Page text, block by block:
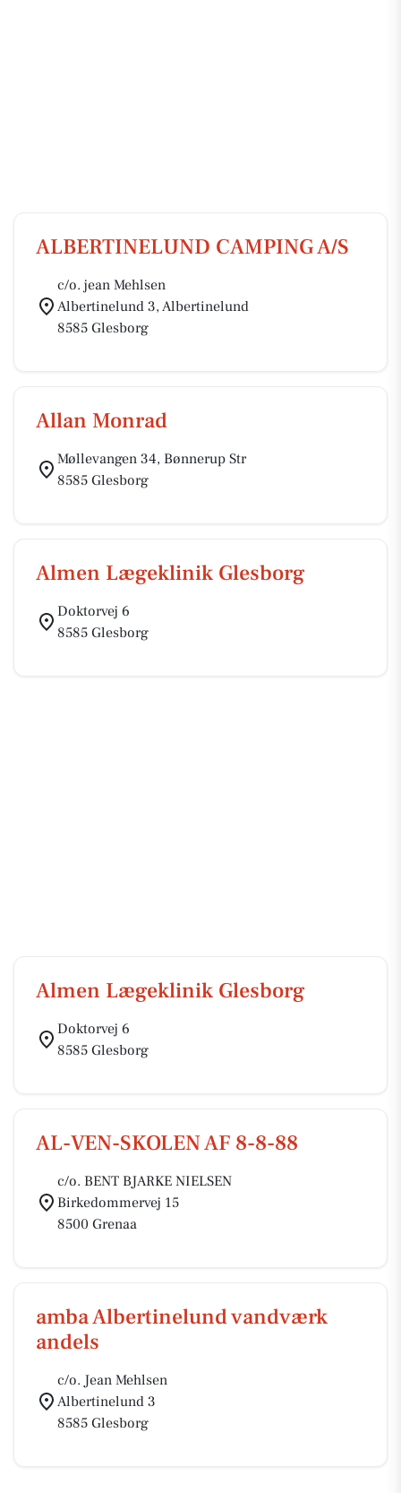
ALBERTINELUND CAMPING A/S
c/o. jean Mehlsen
Albertinelund 3, Albertinelund
8585 Glesborg
Allan Monrad
Møllevangen 34, Bønnerup Str
8585 Glesborg
Almen Lægeklinik Glesborg
Doktorvej 6
8585 Glesborg
Almen Lægeklinik Glesborg
Doktorvej 6
8585 Glesborg
AL-VEN-SKOLEN AF 8-8-88
c/o. BENT BJARKE NIELSEN
Birkedommervej 15
8500 Grenaa
amba Albertinelund vandværk
andels
c/o. Jean Mehlsen
Albertinelund 3
8585 Glesborg